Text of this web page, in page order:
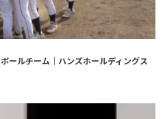
ールチーム｜ハンズホールディングス